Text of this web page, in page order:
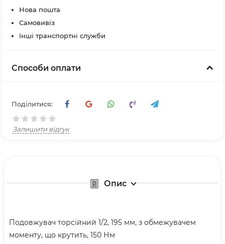
Нова пошта
Самовивіз
Інші транспортні служби
Способи оплати
Поділитися:
Залишити відгук
Опис
Подовжувач торсійний 1/2, 195 мм, з обмежувачем
моменту, що крутить, 150 Нм